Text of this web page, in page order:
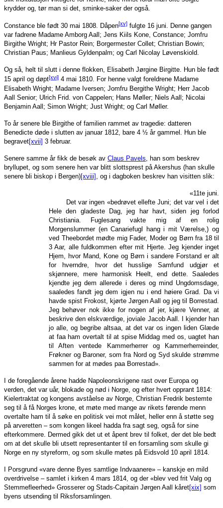
krydder og, tør man si det, sminke-saker der også.
Constance ble født 30 mai 1808. Dåpen[xv] fulgte 16 juni. Denne gangen
var fadrene Madame Amborg Aall; Jens Kiils Kone, Constance; Jomfru
Birgithe Wright; Hr Pastor Rein; Borgermester Collet; Christian Bowin;
Christian Paus; Manlieus Gyldenpalm; og Carl Nicolay Løvenskiold.
Og så, helt til slutt i denne flokken, Elisabeth Jørgine Birgitte. Hun ble født
15 april og døpt[xvi] 4 mai 1810. For henne valgt foreldrene Madame
Elisabeth Wright; Madame Iversen; Jomfru Bergithe Wright; Herr Jacob
Aall Senior; Ulrich Frid. von Cappelen; Hans Møller; Niels Aall; Nicolai
Benjamin Aall; Simon Wright; Just Wright; og Carl Møller.
To år senere ble Birgithe of familien rammet av tragedie: datteren
Benedicte døde i slutten av januar 1812, bare 4 ½ år gammel. Hun ble
begravet[xvii] 3 februar.
Senere samme år fikk de besøk av Claus Pavels , han som beskrev
bryllupet, og som senere hen var blitt slottsprest på Akershus (han skulle
senere bli biskop i Bergen)[xviii] , og i dagboken beskrev han visitten slik:
«11te juni.
Det var ingen «bedrøvet ellefte Juni; det var vel i det
Hele den gladeste Dag, jeg har havt, siden jeg forlod
Christiania. Fuglesang vakte mig af en rolig
Morgenslummer (en Canariefugl hang i mit Værelse,) og
ved Theebordet mødte mig Fader, Moder og Børn fra 18 til
3 Aar, alle fuldkommen efter mit Hjerte. Jeg kjender inget
Hjem, hvor Mand, Kone og Børn i sandere Forstand er alt
for hverndre, hvor det husslige Samfund udgjør et
skjønnere, mere harmonisk Heelt, end dette. Saaledes
kjendte jeg dem allerede i deres og mind Ungdomsdage,
saaledes fandt jeg dem igjen nu i end høiere Grad. Da vi
havde spist Frokost, kjørte Jørgen Aall og jeg til Borrestad.
Jeg behøver nok ikke for nogen af jer, kjære Venner, at
beskrive den elskværdige, joviale Jacob Aall. I kjender han
jo alle, og begribe altsaa, at det var os ingen liden Glæde
at faa ham overtalt til at spise Middag med os, uagtet han
til Aften ventede Kammerherrer og Kammerherreinder,
Frøkner og Baroner, som fra Nord og Syd skulde strømme
sammen for at mødes paa Borrestad».
I de foregående årene hadde Napoleonskrigene rast over Europa og
verden, det var uår, blokade og nød i Norge, og efter hvert opprant 1814:
Kielertraktat og kongens avståelse av Norge, Christian Fredrik bestemte
seg til å få Norges krone, et møte med mange av rikets førende menn
overtalte ham til å søke en politisk vei mot målet, heller enn å støtte seg
på arveretten – som kongen likeel hadda fra sagt seg, også for sine
efterkommere. Dermed gikk det ut et åpent brev til folket, der det ble bedt
om at det skulle bli utsett representanter til en forsamling som skulle gi
Norge en ny styreform, og som skulle møtes på Eidsvold 10 april 1814.
I Porsgrund «vare denne Byes samtlige Indvaanere» – kanskje en mild
overdrivelse – samlet i kirken 4 mars 1814, og der «blev ved frit Valg og
Stemmefleerhed» Grosserer og Stads-Capitain Jørgen Aall kåret[xix] som
byens utsending til Riksforsamlingen.